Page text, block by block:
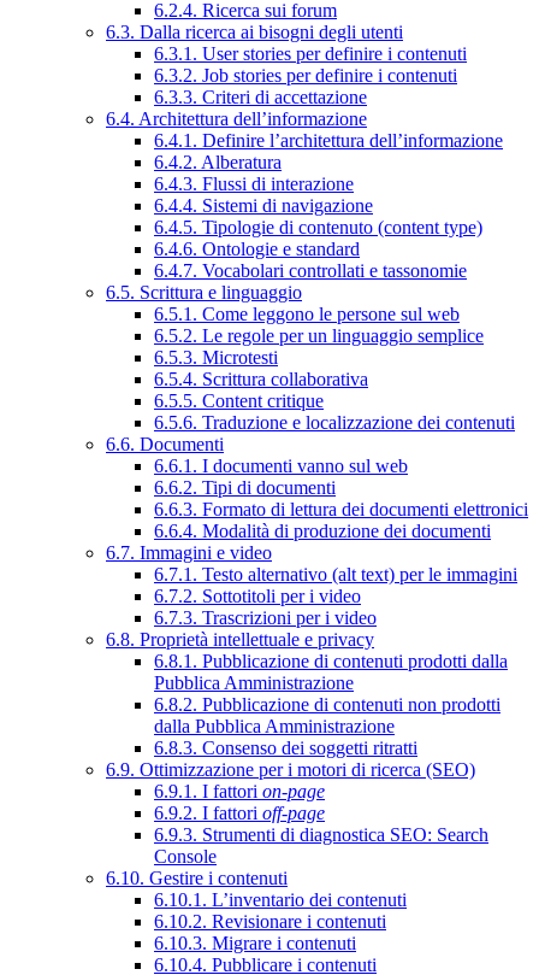
6.2.4. Ricerca sui forum
6.3. Dalla ricerca ai bisogni degli utenti
6.3.1. User stories per definire i contenuti
6.3.2. Job stories per definire i contenuti
6.3.3. Criteri di accettazione
6.4. Architettura dell’informazione
6.4.1. Definire l’architettura dell’informazione
6.4.2. Alberatura
6.4.3. Flussi di interazione
6.4.4. Sistemi di navigazione
6.4.5. Tipologie di contenuto (content type)
6.4.6. Ontologie e standard
6.4.7. Vocabolari controllati e tassonomie
6.5. Scrittura e linguaggio
6.5.1. Come leggono le persone sul web
6.5.2. Le regole per un linguaggio semplice
6.5.3. Microtesti
6.5.4. Scrittura collaborativa
6.5.5. Content critique
6.5.6. Traduzione e localizzazione dei contenuti
6.6. Documenti
6.6.1. I documenti vanno sul web
6.6.2. Tipi di documenti
6.6.3. Formato di lettura dei documenti elettronici
6.6.4. Modalità di produzione dei documenti
6.7. Immagini e video
6.7.1. Testo alternativo (alt text) per le immagini
6.7.2. Sottotitoli per i video
6.7.3. Trascrizioni per i video
6.8. Proprietà intellettuale e privacy
6.8.1. Pubblicazione di contenuti prodotti dalla
Pubblica Amministrazione
6.8.2. Pubblicazione di contenuti non prodotti
dalla Pubblica Amministrazione
6.8.3. Consenso dei soggetti ritratti
6.9. Ottimizzazione per i motori di ricerca (SEO)
6.9.1. I fattori on-page
6.9.2. I fattori off-page
6.9.3. Strumenti di diagnostica SEO: Search
Console
6.10. Gestire i contenuti
6.10.1. L’inventario dei contenuti
6.10.2. Revisionare i contenuti
6.10.3. Migrare i contenuti
6.10.4. Pubblicare i contenuti